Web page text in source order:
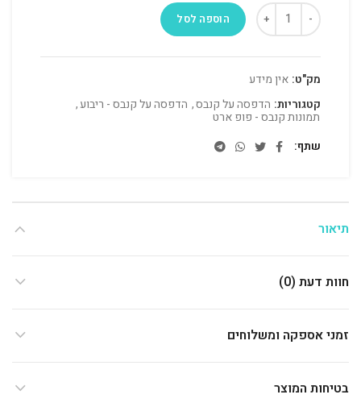
הוספה לסל
מק"ט: אין מידע
קטגוריות: הדפסה על קנבס, הדפסה על קנבס - ריבוע,
תמונות קנבס - פופ ארט
שתף
תיאור
חוות דעת (0)
זמני אספקה ומשלוחים
בטיחות המוצר